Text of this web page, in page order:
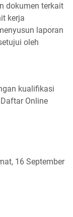
dokumen terkait
kerja
laporan
oleh
kualifikasi
Online
16 September